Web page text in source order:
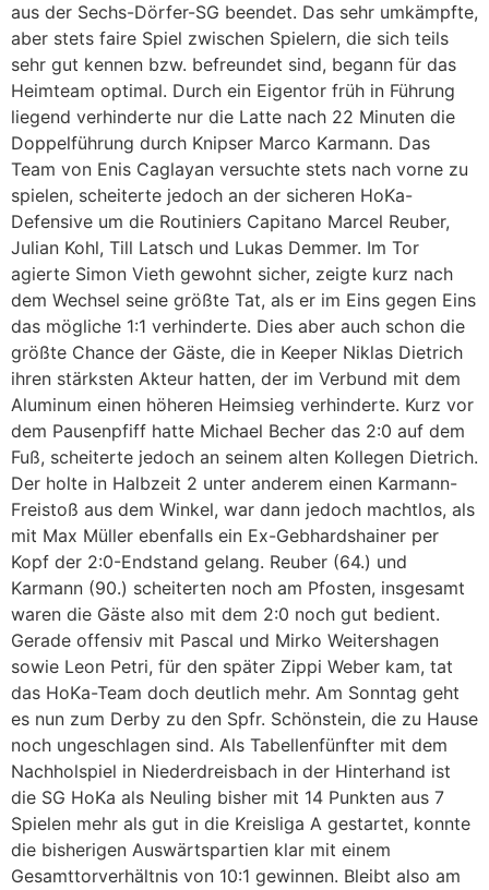
aus der Sechs-Dörfer-SG beendet. Das sehr umkämpfte,
aber stets faire Spiel zwischen Spielern, die sich teils
sehr gut kennen bzw. befreundet sind, begann für das
Heimteam optimal. Durch ein Eigentor früh in Führung
liegend verhinderte nur die Latte nach 22 Minuten die
Doppelführung durch Knipser Marco Karmann. Das
Team von Enis Caglayan versuchte stets nach vorne zu
spielen, scheiterte jedoch an der sicheren HoKa-
Defensive um die Routiniers Capitano Marcel Reuber,
Julian Kohl, Till Latsch und Lukas Demmer. Im Tor
agierte Simon Vieth gewohnt sicher, zeigte kurz nach
dem Wechsel seine größte Tat, als er im Eins gegen Eins
das mögliche 1:1 verhinderte. Dies aber auch schon die
größte Chance der Gäste, die in Keeper Niklas Dietrich
ihren stärksten Akteur hatten, der im Verbund mit dem
Aluminum einen höheren Heimsieg verhinderte. Kurz vor
dem Pausenpfiff hatte Michael Becher das 2:0 auf dem
Fuß, scheiterte jedoch an seinem alten Kollegen Dietrich.
Der holte in Halbzeit 2 unter anderem einen Karmann-
Freistoß aus dem Winkel, war dann jedoch machtlos, als
mit Max Müller ebenfalls ein Ex-Gebhardshainer per
Kopf der 2:0-Endstand gelang. Reuber (64.) und
Karmann (90.) scheiterten noch am Pfosten, insgesamt
waren die Gäste also mit dem 2:0 noch gut bedient.
Gerade offensiv mit Pascal und Mirko Weitershagen
sowie Leon Petri, für den später Zippi Weber kam, tat
das HoKa-Team doch deutlich mehr. Am Sonntag geht
es nun zum Derby zu den Spfr. Schönstein, die zu Hause
noch ungeschlagen sind. Als Tabellenfünfter mit dem
Nachholspiel in Niederdreisbach in der Hinterhand ist
die SG HoKa als Neuling bisher mit 14 Punkten aus 7
Spielen mehr als gut in die Kreisliga A gestartet, konnte
die bisherigen Auswärtspartien klar mit einem
Gesamttorverhältnis von 10:1 gewinnen. Bleibt also am